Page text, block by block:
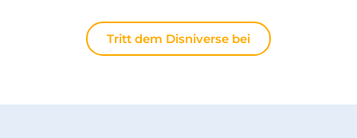
Tritt dem Disniverse bei